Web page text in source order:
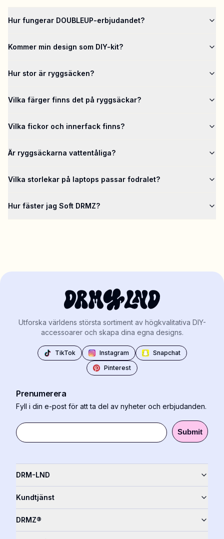
Hur fungerar DOUBLEUP-erbjudandet?
Kommer min design som DIY-kit?
Hur stor är ryggsäcken?
Vilka färger finns det på ryggsäckar?
Vilka fickor och innerfack finns?
Är ryggsäckarna vattentåliga?
Vilka storlekar på laptops passar fodralet?
Hur fäster jag Soft DRMZ?
Utforska världens största sortiment av högkvalitativa DIY-
accessoarer och skapa dina egna designs.
TikTok Instagram
Snapchat
Pinterest
DRM-LND
Kundtjänst
DRMZ®
Prenumerera
Fyll i din e-post för att ta del av nyheter och erbjudanden.
Submit